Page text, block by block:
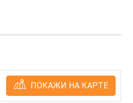
ПОКАЖИ НА КАРТЕ